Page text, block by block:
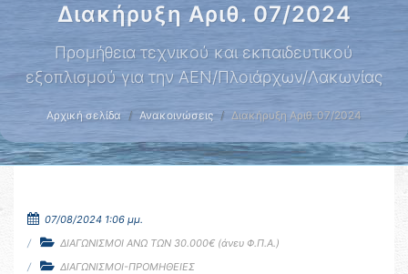
Διακήρυξη Αριθ. 07/2024
Προμήθεια τεχνικού και εκπαιδευτικού
εξοπλισμού για την ΑΕΝ/Πλοιάρχων/Λακωνίας
Αρχική σελίδα Ανακοινώσεις Διακήρυξη Αριθ. 07/2024
07/08/2024 1:06 μμ.
ΔΙΑΓΩΝΙΣΜΟΙ ΑΝΩ ΤΩΝ 30.000€ (άνευ Φ.Π.Α.)
ΔΙΑΓΩΝΙΣΜΟΙ-ΠΡΟΜΗΘΕΙΕΣ